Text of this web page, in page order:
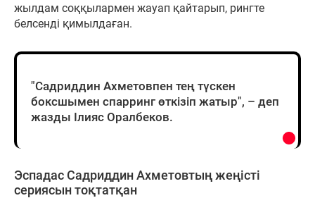
жылдам соққылармен жауап қайтарып, рингте
белсенді қимылдаған.
"Садриддин Ахметовпен тең түскен
боксшымен спарринг өткізіп жатыр", – деп
жазды Ілияс Оралбеков.
Эспадас Садриддин Ахметовтың жеңісті
сериясын тоқтатқан